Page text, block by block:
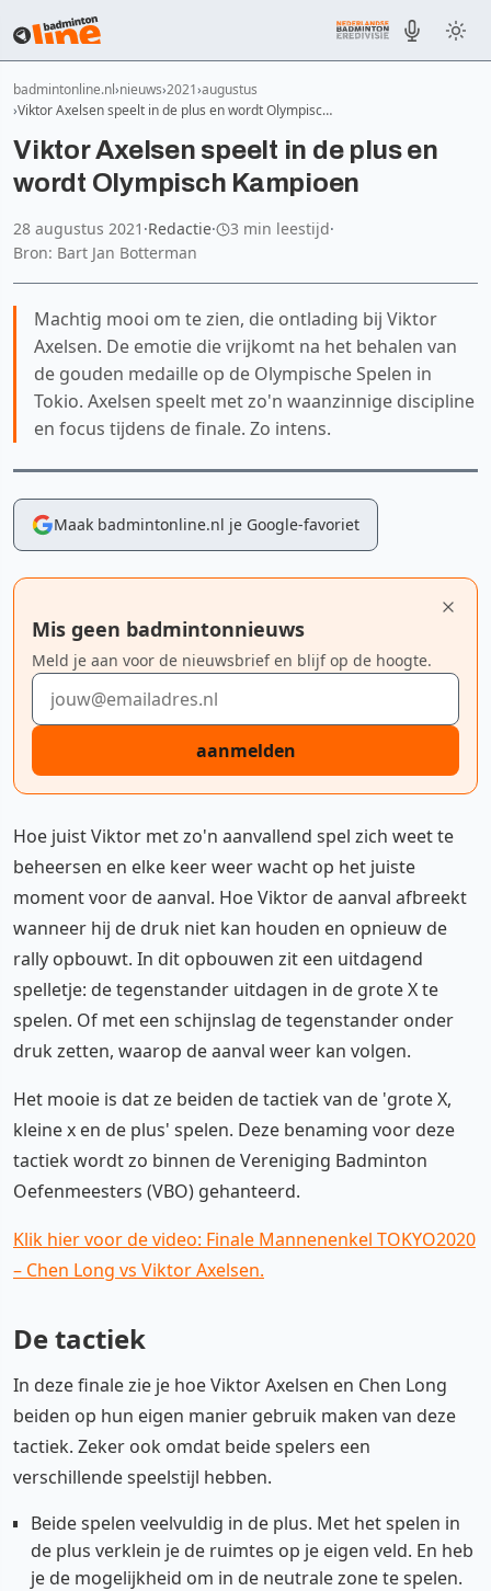
badmintonline.nl nieuws 2021 augustus
Viktor Axelsen speelt in de plus en wordt Olympisc…
Viktor Axelsen speelt in de plus en
wordt Olympisch Kampioen
28 augustus 2021 ·Redactie· 3 min leestijd·
Bron: Bart Jan Botterman
Machtig mooi om te zien, die ontlading bij Viktor
Axelsen. De emotie die vrijkomt na het behalen van
de gouden medaille op de Olympische Spelen in
Tokio. Axelsen speelt met zo'n waanzinnige discipline
en focus tijdens de finale. Zo intens.
Maak badmintonline.nl je Google-favoriet
Mis geen badmintonnieuws
Meld je aan voor de nieuwsbrief en blijf op de hoogte.
E-mailadres
aanmelden
Hoe juist Viktor met zo'n aanvallend spel zich weet te
beheersen en elke keer weer wacht op het juiste
moment voor de aanval. Hoe Viktor de aanval afbreekt
wanneer hij de druk niet kan houden en opnieuw de
rally opbouwt. In dit opbouwen zit een uitdagend
spelletje: de tegenstander uitdagen in de grote X te
spelen. Of met een schijnslag de tegenstander onder
druk zetten, waarop de aanval weer kan volgen.
Het mooie is dat ze beiden de tactiek van de 'grote X,
kleine x en de plus' spelen. Deze benaming voor deze
tactiek wordt zo binnen de Vereniging Badminton
Oefenmeesters (VBO) gehanteerd.
Klik hier voor de video: Finale Mannenenkel TOKYO2020
– Chen Long vs Viktor Axelsen.
De tactiek
In deze finale zie je hoe Viktor Axelsen en Chen Long
beiden op hun eigen manier gebruik maken van deze
tactiek. Zeker ook omdat beide spelers een
verschillende speelstijl hebben.
Beide spelen veelvuldig in de plus. Met het spelen in
de plus verklein je de ruimtes op je eigen veld. En heb
je de mogelijkheid om in de neutrale zone te spelen.